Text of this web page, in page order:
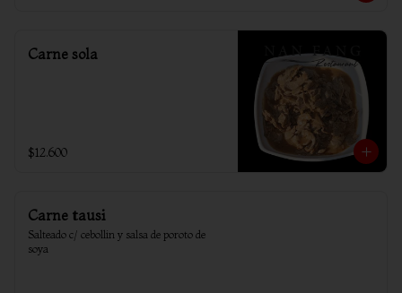
Carne sola
$12.600
Carne tausi
Salteado c/ cebollin y salsa de poroto de
soya